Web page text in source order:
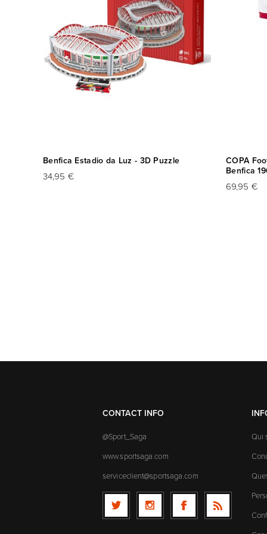
Benfica Estadio da Luz - 3D Puzzle
34,95 €
COPA
Benfica
69,95 €
CONTACT INFO
@Sport_Saga
www.sportsaga.com
serviceclient@sportsaga.com
Qui